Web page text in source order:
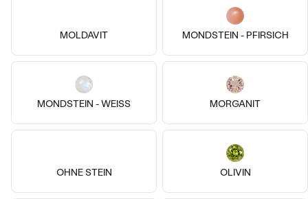
MOLDAVIT MONDSTEIN - PFIRSICH
MONDSTEIN - WEISS MORGANIT
OHNE STEIN OLIVIN
14 Karat Gelbgold, Ohne Stein
Der Kleine Prinz